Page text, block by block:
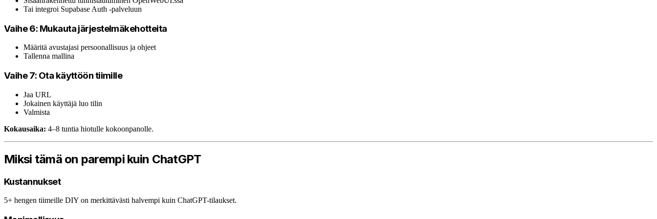
Tai integroi Supabase Auth -palveluun
Vaihe 6: Mukauta järjestelmäkehotteita
Määritä avustajasi persoonallisuus ja ohjeet
Tallenna mallina
Vaihe 7: Ota käyttöön tiimille
Jaa URL
Jokainen käyttäjä luo tilin
Valmista
Kokausaika: 4–8 tuntia hiotulle kokoonpanolle.
Miksi tämä on parempi kuin ChatGPT
Kustannukset
5+ hengen tiimeille DIY on merkittävästi halvempi kuin ChatGPT-tilaukset.